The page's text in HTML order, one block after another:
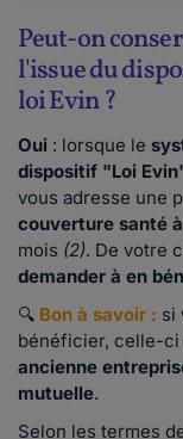
Peut-on
l'issue du
loi Evin ?
Oui : lorsque le
dispositif "Loi
vous adresse une
couverture santé
mois (2). De votre
demander à en
🔍 Bon à savoir : si
bénéficier, celle-ci
ancienne
mutuelle.
Selon les termes